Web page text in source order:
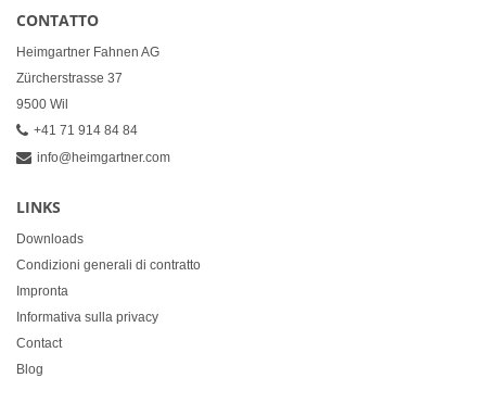
CONTATTO
Heimgartner Fahnen AG
Zürcherstrasse 37
9500 Wil
+41 71 914 84 84
info@heimgartner.com
LINKS
Downloads
Condizioni generali di contratto
Impronta
Informativa sulla privacy
Contact
Blog